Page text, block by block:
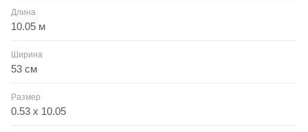
Длина
10.05 м
Ширина
53 см
Размер
0.53 x 10.05